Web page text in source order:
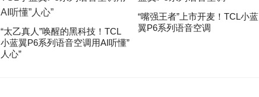
“太乙真人”唤醒的黑科技！TCL
小蓝翼P6系列语音空调用AI听懂”
人心”
“嘴强王者”上市开麦！TCL小蓝
翼P6系列语音空调